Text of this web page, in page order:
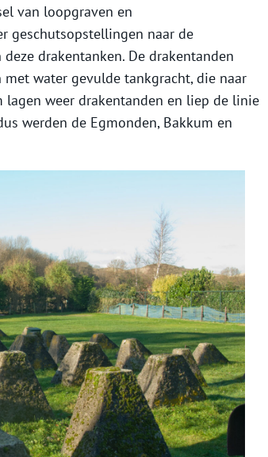
van loopgraven en
geschutsopstellingen naar de
drakentanken. De drakentanden
water gevulde tankgracht, die naar
lagen weer drakentanden en liep de linie
werden de Egmonden, Bakkum en